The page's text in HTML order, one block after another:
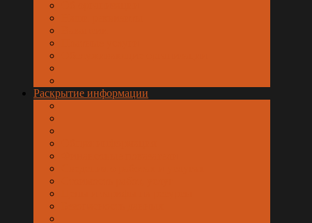
Раскрытие информации